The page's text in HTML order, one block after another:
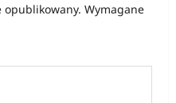
opublikowany. Wymagane